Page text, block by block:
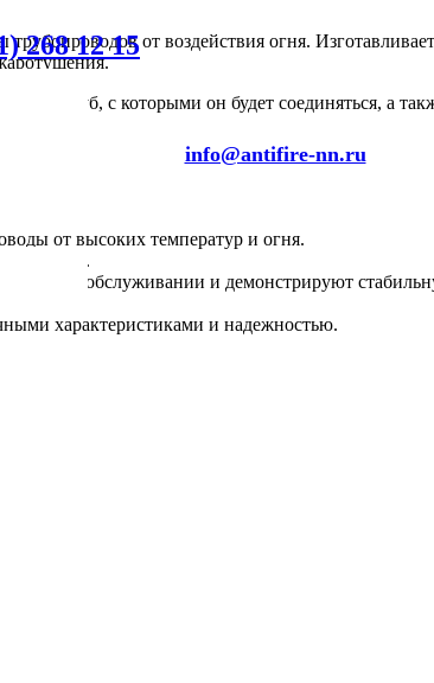
268 12 15
info@antifire-nn.ru
от воздействия огня.
труб, с которыми он будет соединяться, а
от высоких температур и огня.
защиту.
обслуживании и демонстрируют
характеристиками и надежностью.